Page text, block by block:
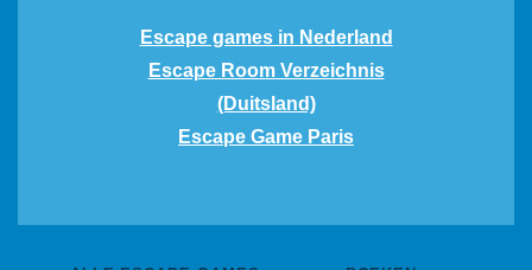
Escape games in Nederland
Escape Room Verzeichnis
(Duitsland)
Escape Game Paris